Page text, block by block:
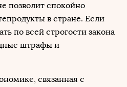
позволит спокойно
в стране. Если
по всей строгости закона
штрафы и
связанная с